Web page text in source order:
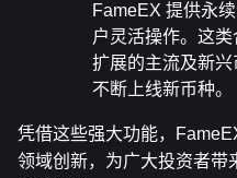
FameEX 提供永
户灵活操作。这
扩展的主流及新
不断上线新币种。
凭借这些强大功能，
领域创新，为广大投资者带